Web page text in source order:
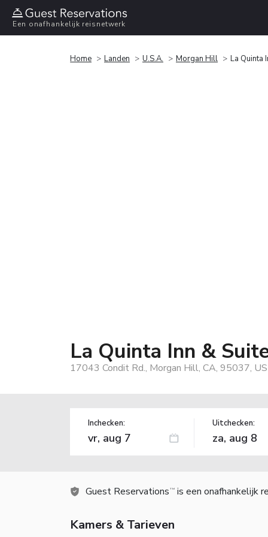
Een onafhankelijk reisnetwerk
Home Landen U.S.A. Morgan Hill La Quinta
La Quinta Inn &
17043 Condit Rd., Morgan Hill, CA, 95037, US
Inchecken: Uitchecken:
Guest Reservations TM is een onafhankelijk
Kamers & Tarieven